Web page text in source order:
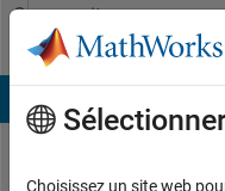
Passer au contenu
Community
Profile
Choisissez un site web